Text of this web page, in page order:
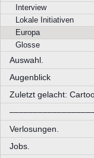
Interview
Lokale Initiativen
Europa
Glosse
Auswahl.
Augenblick
Zuletzt gelacht:
Verlosungen.
Jobs.